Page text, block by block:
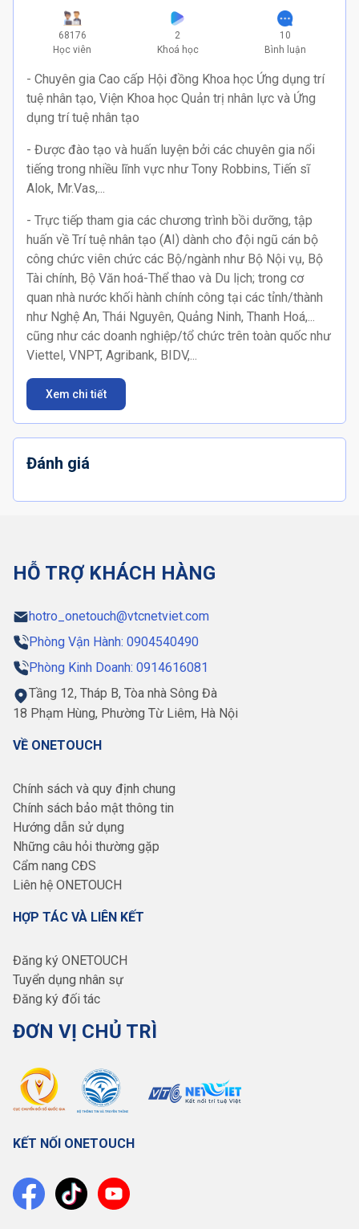
68176
Học viên
2
Khoá học
10
Bình luận
- Chuyên gia Cao cấp Hội đồng Khoa học Ứng dụng trí
tuệ nhân tạo, Viện Khoa học Quản trị nhân lực và Ứng
dụng trí tuệ nhân tạo
- Được đào tạo và huấn luyện bởi các chuyên gia nổi
tiếng trong nhiều lĩnh vực như Tony Robbins, Tiến sĩ
Alok, Mr.Vas,...
- Trực tiếp tham gia các chương trình bồi dưỡng, tập
huấn về Trí tuệ nhân tạo (AI) dành cho đội ngũ cán bộ
công chức viên chức các Bộ/ngành như Bộ Nội vụ, Bộ
Tài chính, Bộ Văn hoá-Thể thao và Du lịch; trong cơ
quan nhà nước khối hành chính công tại các tỉnh/thành
như Nghệ An, Thái Nguyên, Quảng Ninh, Thanh Hoá,...
cũng như các doanh nghiệp/tổ chức trên toàn quốc như
Viettel, VNPT, Agribank, BIDV,...
Xem chi tiết
Đánh giá
HỖ TRỢ KHÁCH HÀNG
hotro_onetouch@vtcnetviet.com
Phòng Vận Hành: 0904540490
Phòng Kinh Doanh: 0914616081
Tầng 12, Tháp B, Tòa nhà Sông Đà
18 Phạm Hùng, Phường Từ Liêm, Hà Nội
VỀ ONETOUCH
Chính sách và quy định chung
Chính sách bảo mật thông tin
Hướng dẫn sử dụng
Những câu hỏi thường gặp
Cẩm nang CĐS
Liên hệ ONETOUCH
HỢP TÁC VÀ LIÊN KẾT
Đăng ký ONETOUCH
Tuyển dụng nhân sự
Đăng ký đối tác
ĐƠN VỊ CHỦ TRÌ
KẾT NỐI ONETOUCH